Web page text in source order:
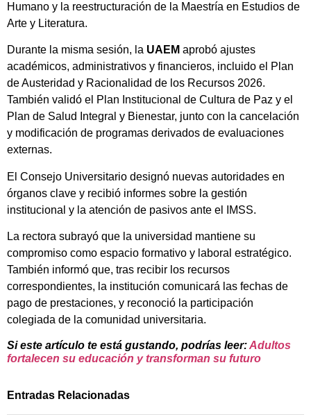
Humano y la reestructuración de la Maestría en Estudios de
Arte y Literatura.
Durante la misma sesión, la UAEM aprobó ajustes
académicos, administrativos y financieros, incluido el Plan
de Austeridad y Racionalidad de los Recursos 2026.
También validó el Plan Institucional de Cultura de Paz y el
Plan de Salud Integral y Bienestar, junto con la cancelación
y modificación de programas derivados de evaluaciones
externas.
El Consejo Universitario designó nuevas autoridades en
órganos clave y recibió informes sobre la gestión
institucional y la atención de pasivos ante el IMSS.
La rectora subrayó que la universidad mantiene su
compromiso como espacio formativo y laboral estratégico.
También informó que, tras recibir los recursos
correspondientes, la institución comunicará las fechas de
pago de prestaciones, y reconoció la participación
colegiada de la comunidad universitaria.
Si este artículo te está gustando, podrías leer:Adultos
fortalecen su educación y transforman su futuro
Entradas Relacionadas